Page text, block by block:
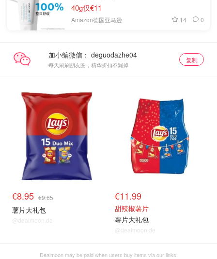
40g仅€11
Amazon德国亚马逊 14 0
加小编微信：
每天刷刷朋友圈，精华折扣不漏掉
复制
€8.95 €9.65
薯片大礼包
@dealmoon.de
€11.99
甜辣椒薯片
薯片大礼包
@dealmoon.de
Dealmoon may be paid when users buy items via our links.